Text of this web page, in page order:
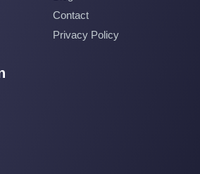
Contact
Privacy Policy